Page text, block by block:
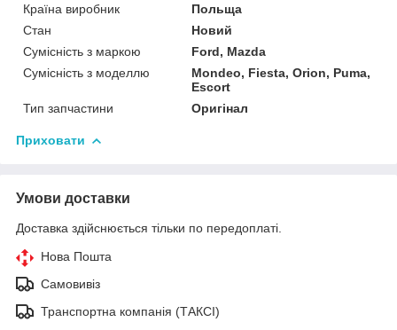
Країна виробник
Польща
Стан
Новий
Сумісність з маркою
Ford, Mazda
Сумісність з моделлю
Mondeo, Fiesta, Orion, Puma,
Escort
Тип запчастини
Оригінал
Приховати
Умови доставки
Доставка здійснюється тільки по передоплаті.
Нова Пошта
Самовивіз
Транспортна компанія (ТАКСІ)